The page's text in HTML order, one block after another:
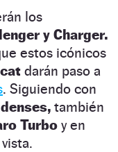
los
y Charger.
estos icónicos
darán paso a
. Siguiendo con
también
Turbo y en